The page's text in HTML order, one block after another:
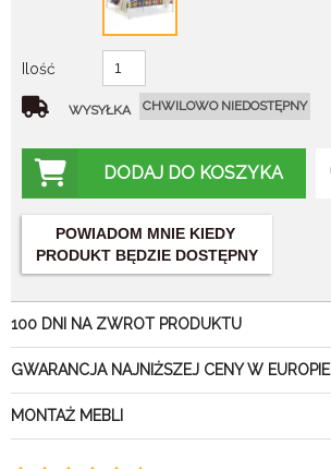
Ilość
WYSYŁKA CHWILOWO NIEDOSTĘPNY
DODAJ DO KOSZYKA
POWIADOM MNIE KIEDY
PRODUKT BĘDZIE DOSTĘPNY
100 DNI NA ZWROT PRODUKTU
GWARANCJA NAJNIŻSZEJ CENY W EUROPIE
MONTAŻ MEBLI